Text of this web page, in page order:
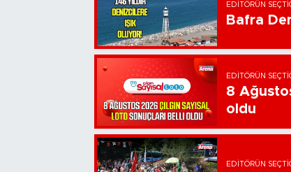
EDITÖRÜN
Bafra
EDITÖRÜN
8
oldu
EDITÖRÜN